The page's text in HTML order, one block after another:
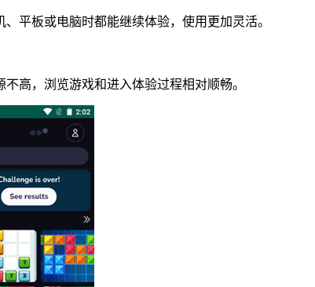
平板或电脑时都能继续体验，使用更加灵活。
高，浏览游戏和进入体验过程相对顺畅。